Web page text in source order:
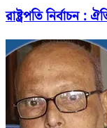
রাষ্ট্রপতি নির্বাচন :